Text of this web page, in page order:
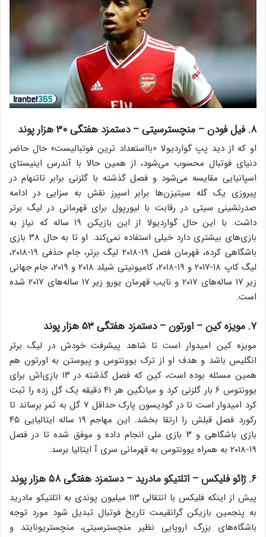
۸. فیل فودن – منچسترسیتی – دستمزد هفتگی ۳۰ هزار پوند
او که از دید پپ گواردیولا «بااستعداد ترین فوتبالیست» حال حاضر
دنیای فوتبال محسوب می‌شود، از همین حالا با آندرس اینیستای
اسپانیایی مقایسه می‌شود و فصل گذشته با گلزنی برابر تاتنهام در
پیروزی یک گله سیتیزن‌ها برابر اسپرز نقش به سزایی در ادامه
صدرنشینی سیتی در رقابت با لیورپول برای قهرمانی در لیگ برتر
داشت. با این حال گواردیولا از این بازیکن ۱۹ ساله که نیاز به
بازی‌های بیشتری دارد خیلی استفاده نمی‌کند. او تا به حال ۳۸ بازی
باشگاهی کرده، قهرمان فصل ۱۹-۲۰۱۸ لیگ برتر، جام حذفی ۱۹-۲۰۱۸،
لیگ کاپ ۱۸-۲۰۱۷ و ۱۹-۲۰۱۸، کامیونیتی شیلد ۲۰۱۸ و ۲۰۱۹، جام جهانی
زیر ۱۷ ساله‌های ۲۰۱۷ و نایب قهرمان یورو زیر ۱۷ ساله‌های ۲۰۱۷ شده
است.
۷. مویزه کین – اورتون – دستمزد هفتگی ۵۳ هزار پوند
مویزه کین امیدوار است تا شاهد پیشرفت خودش در لیگ برتر
انگلیس باشد و هدف او از ترک یوونتوس و پیوستن به اورتون هم
همین مسئله بوده است، کین که فصل گذشته در ۱۳ بازی‌اش برای
یوونتوس ۶ بار گلزنی کرد و میانگین هر ۴۱ دقیقه یک گل زده را ثبت
کرد امیدوار است تا در گودیسون پارک حداقل ۷ گل به ثمر برساند تا
رکورد فصل قبلش را ارتقا بخشد. این مهاجم ۱۹ ساله ایتالیایی ۴۵
بازی باشگاهی و ۳ بازی ملی انجام داده و موفق شده تا در فصل
۱۹-۲۰۱۸ به همراه یوونتوس به قهرمانی سری آ ایتالیا برسد.
۶. ژائو فلیکس – اتلتیکو مادرید – دستمزد هفتگی ۵۸ هزار پوند
پیش از اینکه فلیکس با انتقالی ۱۱۳ میلیون پوندی به اتلتیکو مادرید
به پنجمین بازیکن گرانقیمت تاریخ فوتبال تبدیل شود مورد توجه
باشگاه‌های بزرگ اروپایی نظیر منچسترسیتی، منچستریونایتد و